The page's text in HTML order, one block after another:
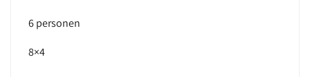
6 personen
8×4